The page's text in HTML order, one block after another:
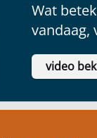
Wat
vandaag,
video